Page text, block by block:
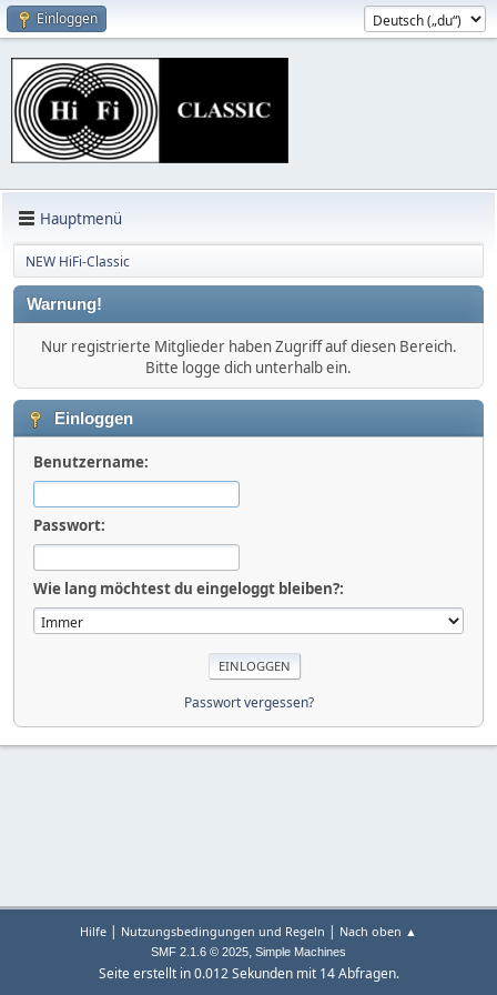
Einloggen
Hauptmenü
NEW HiFi-Classic
Warnung!
Nur registrierte Mitglieder haben Zugriff auf diesen Bereich.
Bitte logge dich unterhalb ein.
Einloggen
Benutzername:
Passwort:
Wie lang möchtest du eingeloggt bleiben?:
Passwort vergessen?
Hilfe | Nutzungsbedingungen und Regeln | Nach oben ▲
SMF 2.1.6 © 2025, Simple Machines
Seite erstellt in 0.012 Sekunden mit 14 Abfragen.